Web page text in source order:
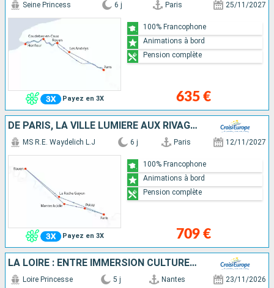
Payez en 3X
Seine Princess 6 j Paris 25/11/2027
635 €
100% Francophone
Animations à bord
Pension complète
DE PARIS, LA VILLE LUMIÈRE AUX RIVAGES DE LA NORMANDIE, UNE CROISIÈRE FESTIVE ET GOURMANDE SUR LA SEINE À BORD D'UN BATEAU À ROUE À AUBES
Payez en 3X
MS R.E. Waydelich L.J 6 j Paris 12/11/2027
709 €
100% Francophone
Animations à bord
Pension complète
LA LOIRE : ENTRE IMMERSION CULTURELLE, FOLKLORE TRADITIONNEL ET SAVEURS LOCALES
Loire Princesse 5 j Nantes 23/11/2026